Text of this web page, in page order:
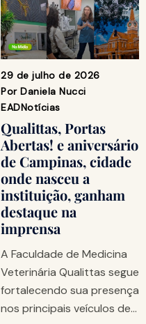
29 de julho de 2026
Por Daniela Nucci
EADNotícias
Qualittas, Portas
Abertas! e aniversário
de Campinas, cidade
onde nasceu a
instituição, ganham
destaque na
imprensa
A Faculdade de Medicina
Veterinária Qualittas segue
fortalecendo sua presença
nos principais veículos de…